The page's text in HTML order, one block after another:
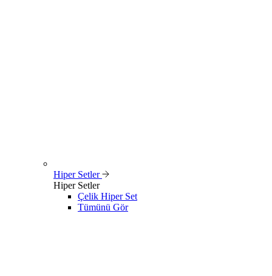
Hiper Setler
Hiper Setler
Çelik Hiper Set
Tümünü Gör